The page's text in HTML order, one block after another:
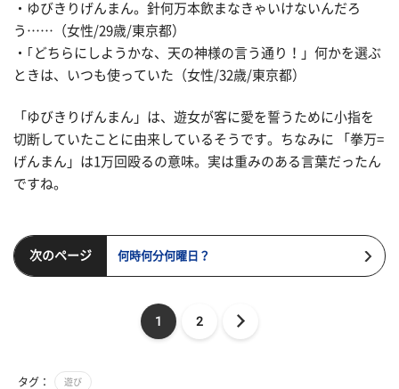
・ゆびきりげんまん。針何万本飲まなきゃいけないんだろ
う……（女性/29歳/東京都）
・｢どちらにしようかな、天の神様の言う通り！」何かを選ぶ
ときは、いつも使っていた（女性/32歳/東京都）
「ゆびきりげんまん」は、遊女が客に愛を誓うために小指を
切断していたことに由来しているそうです。ちなみに 「拳万=
げんまん」は1万回殴るの意味。実は重みのある言葉だったん
ですね。
次のページ 何時何分何曜日？
1 2
タグ： 遊び